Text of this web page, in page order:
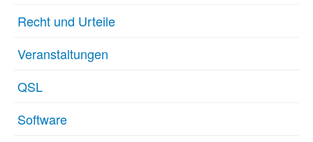
Recht und Urteile
Veranstaltungen
QSL
Software